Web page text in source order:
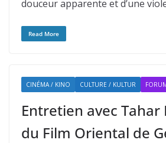
douceur apparente et d’une
Read More
CINÉMA / KINO CULTURE / KULTUR
Entretien avec
du Film Oriental de